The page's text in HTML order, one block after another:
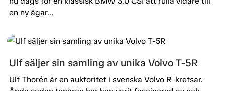
en ny ägar...
Ulf säljer sin samling av unika Volvo T-5R
Ulf Thorén är en auktoritet i svenska Volvo R-kretsar.